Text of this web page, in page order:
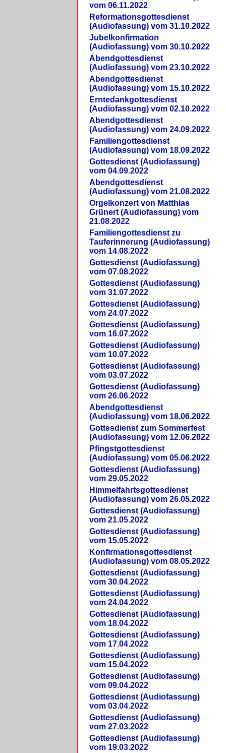
vom 06.11.2022
Reformationsgottesdienst
(Audiofassung) vom 31.10.2022
Jubelkonfirmation
(Audiofassung) vom 30.10.2022
Abendgottesdienst
(Audiofassung) vom 23.10.2022
Abendgottesdienst
(Audiofassung) vom 15.10.2022
Erntedankgottesdienst
(Audiofassung) vom 02.10.2022
Abendgottesdienst
(Audiofassung) vom 24.09.2022
Familiengottesdienst
(Audiofassung) vom 18.09.2022
Gottesdienst (Audiofassung)
vom 04.09.2022
Abendgottesdienst
(Audiofassung) vom 21.08.2022
Orgelkonzert von Matthias
Grünert (Audiofassung) vom
21.08.2022
Familiengottesdienst zu
Tauferinnerung (Audiofassung)
vom 14.08.2022
Gottesdienst (Audiofassung)
vom 07.08.2022
Gottesdienst (Audiofassung)
vom 31.07.2022
Gottesdienst (Audiofassung)
vom 24.07.2022
Gottesdienst (Audiofassung)
vom 16.07.2022
Gottesdienst (Audiofassung)
vom 10.07.2022
Gottesdienst (Audiofassung)
vom 03.07.2022
Gottesdienst (Audiofassung)
vom 26.06.2022
Abendgottesdienst
(Audiofassung) vom 18.06.2022
Gottesdienst zum Sommerfest
(Audiofassung) vom 12.06.2022
Pfingstgottesdienst
(Audiofassung) vom 05.06.2022
Gottesdienst (Audiofassung)
vom 29.05.2022
Himmelfahrtsgottesdienst
(Audiofassung) vom 26.05.2022
Gottesdienst (Audiofassung)
vom 21.05.2022
Gottesdienst (Audiofassung)
vom 15.05.2022
Konfirmationsgottesdienst
(Audiofassung) vom 08.05.2022
Gottesdienst (Audiofassung)
vom 30.04.2022
Gottesdienst (Audiofassung)
vom 24.04.2022
Gottesdienst (Audiofassung)
vom 18.04.2022
Gottesdienst (Audiofassung)
vom 17.04.2022
Gottesdienst (Audiofassung)
vom 15.04.2022
Gottesdienst (Audiofassung)
vom 09.04.2022
Gottesdienst (Audiofassung)
vom 03.04.2022
Gottesdienst (Audiofassung)
vom 27.03.2022
Gottesdienst (Audiofassung)
vom 19.03.2022